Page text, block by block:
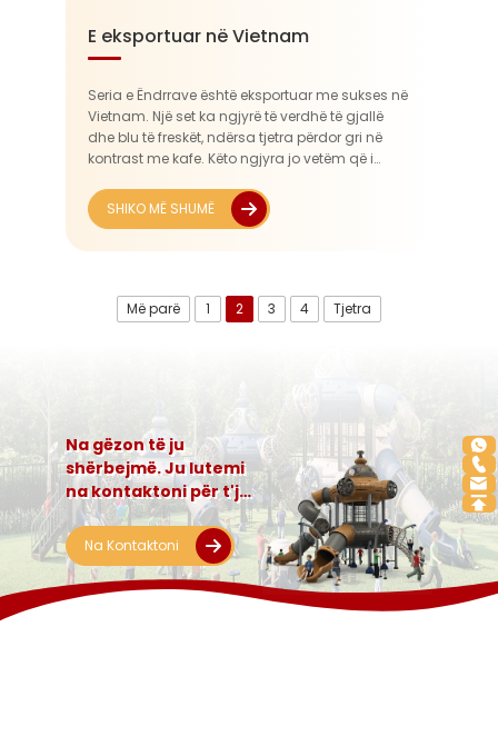
E eksportuar në Vietnam
Seria e Ëndrrave është eksportuar me sukses në
Vietnam. Një set ka ngjyrë të verdhë të gjallë
dhe blu të freskët, ndërsa tjetra përdor gri në
kontrast me kafe. Këto ngjyra jo vetëm që i
pëlqehen në Vietnam por edhe...
SHIKO MË SHUMË
Më parë 1 2 3 4 Tjetra
Na gëzon të ju
shërbejmë. Ju lutemi
na kontaktoni për t'ju
përshtatur një zgjidhje
të plotë pajisjesh
argëtuese!
Na Kontaktoni